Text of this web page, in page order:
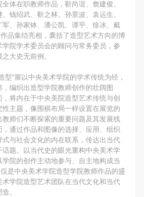
体在职教师作品，靳尚谊、詹建俊、
钱绍武、靳之林、孙景波、袁运生、
、孙家钵、潘公凯、谭平、徐冰、戴
品集结亮相，囊括了造型艺术方向的博
院学术委员会的顾问与常务委员，参
大史无前例。
型"展以中央美术学院的学术传统为经，
编织出造型学院教师创作的壮阔图
将内在于中央美院造型艺术传统与创
主题，像围棋布局一样设置在展览的
师们不断探索的重要问题及其发展线
通过作品和图像的选择、应用、组织
与社会文化的内在联系，传达出当代
题。以当代史的眼光重构中央美术学
院的创作主动地参与、自主地构成当
是中央美术学院造型学院教师作品的盛
学院造型艺术团队在当代文化和当代
。
身安全保险。活动中一旦出现事
故当事人及美术馆将不承担人身
有互相援助的义务。参加活动的
组织实施救援工作，但对事故本
任和经济责任。参加本次活动者
事及相关连带责任。
动期间应主动遵守美术馆活动秩
及展示、展览、馆藏艺术作品及
中一旦因个人原因造成美术馆场
衍生品等受到不同程度的损失、
事故当事人及美术馆将不承担相
由参与活动者根据相应的法律条
商和赔偿。并追究相应的法律责
身安全保险。活动中一旦出现事
故当事人及美术馆将不承担人身
有互相援助的义务。参加活动的
组织实施救援工作，但对事故本
任和经济责任。参加本次活动者
事及相关连带责任。
动期间应主动遵守美术馆活动秩
及展示、展览、馆藏艺术作品及
中一旦因个人原因造成美术馆场
衍生品等受到不同程度的损失、
事故当事人及美术馆将不承担相
由参与活动者根据相应的法律条
商和赔偿。并追究相应的法律责
身安全保险。活动中一旦出现事
故当事人及美术馆将不承担人身
有互相援助的义务。参加活动的
组织实施救援工作，但对事故本
任和经济责任。参加本次活动者
事及相关连带责任。
动期间应主动遵守美术馆活动秩
及展示、展览、馆藏艺术作品及
中一旦因个人原因造成美术馆场
衍生品等受到不同程度的损失、
事故当事人及美术馆将不承担相
由参与活动者根据相应的法律条
商和赔偿。并追究相应的法律责
快捷登录 帐号密码登录
发送验证码
机号码将作为您的登录账号